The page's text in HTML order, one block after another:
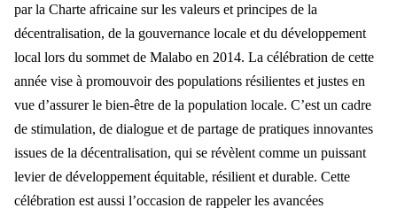
par la Charte africaine sur les valeurs et principes de la
décentralisation, de la gouvernance locale et du développement
local lors du sommet de Malabo en 2014. La célébration de cette
année vise à promouvoir des populations résilientes et justes en
vue d’assurer le bien-être de la population locale. C’est un cadre
de stimulation, de dialogue et de partage de pratiques innovantes
issues de la décentralisation, qui se révèlent comme un puissant
levier de développement équitable, résilient et durable. Cette
célébration est aussi l’occasion de rappeler les avancées